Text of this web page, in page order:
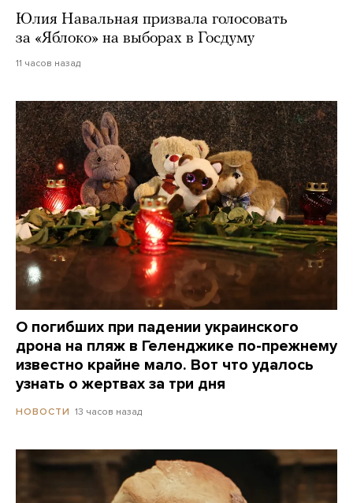
Юлия Навальная призвала голосовать
за «Яблоко» на выборах в Госдуму
11 часов назад
О погибших при падении украинского
дрона на пляж в Геленджике по-прежнему
известно крайне мало. Вот что удалось
узнать о жертвах за три дня
НОВОСТИ 13 часов назад